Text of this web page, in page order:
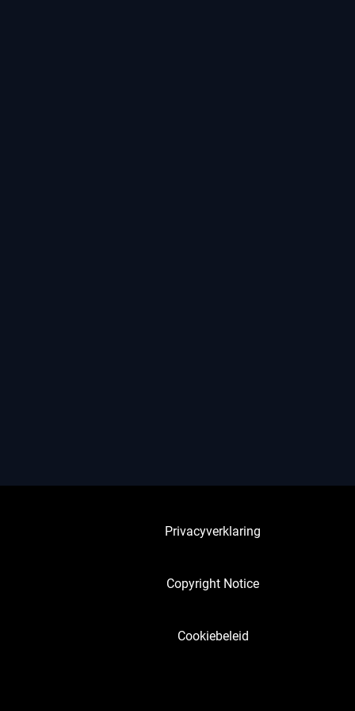
Privacyverklaring
Copyright Notice
Cookiebeleid